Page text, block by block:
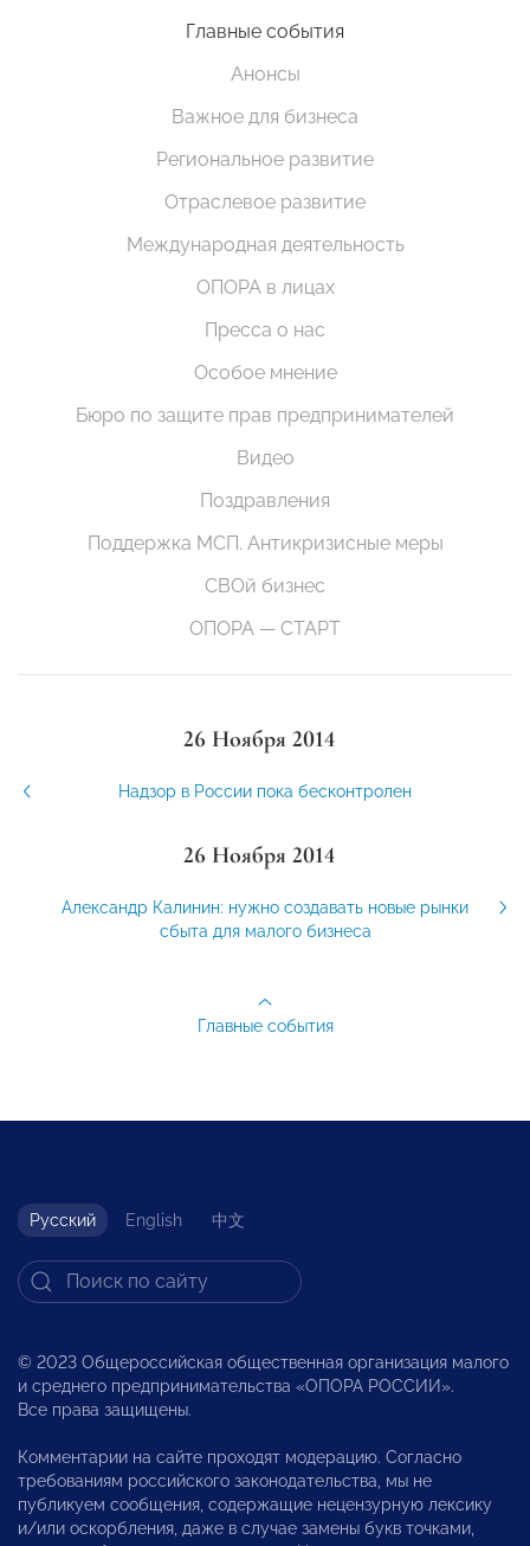
Главные события
Анонсы
Важное для бизнеса
Региональное развитие
Отраслевое развитие
Международная деятельность
ОПОРА в лицах
Пресса о нас
Особое мнение
Бюро по защите прав предпринимателей
Видео
Поздравления
Поддержка МСП. Антикризисные меры
СВОй бизнес
ОПОРА — СТАРТ
26 Ноября 2014
Надзор в России пока бесконтролен
26 Ноября 2014
Александр Калинин: нужно создавать новые рынки
сбыта для малого бизнеса
Главные события
Русский English 中文
© 2023 Общероссийская общественная организация малого
и среднего предпринимательства «ОПОРА РОССИИ».
Все права защищены.
Комментарии на сайте проходят модерацию. Согласно
требованиям российского законодательства, мы не
публикуем сообщения, содержащие нецензурную лексику
и/или оскорбления, даже в случае замены букв точками,